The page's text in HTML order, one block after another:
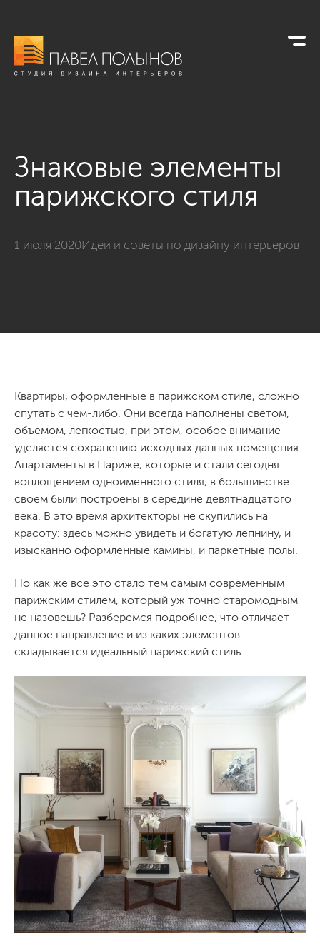
Знаковые элементы
парижского стиля
1 июля 2020Идеи и советы по дизайну интерьеров
Квартиры, оформленные в парижском стиле, сложно
спутать с чем-либо. Они всегда наполнены светом,
объемом, легкостью, при этом, особое внимание
уделяется сохранению исходных данных помещения.
Апартаменты в Париже, которые и стали сегодня
воплощением одноименного стиля, в большинстве
своем были построены в середине девятнадцатого
века. В это время архитекторы не скупились на
красоту: здесь можно увидеть и богатую лепнину, и
изысканно оформленные камины, и паркетные полы.
Но как же все это стало тем самым современным
парижским стилем, который уж точно старомодным
не назовешь? Разберемся подробнее, что отличает
данное направление и из каких элементов
складывается идеальный парижский стиль.